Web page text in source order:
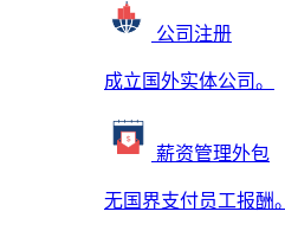
公司注册
成立国外实体公司。
薪资管理外包
无国界支付员工报酬。